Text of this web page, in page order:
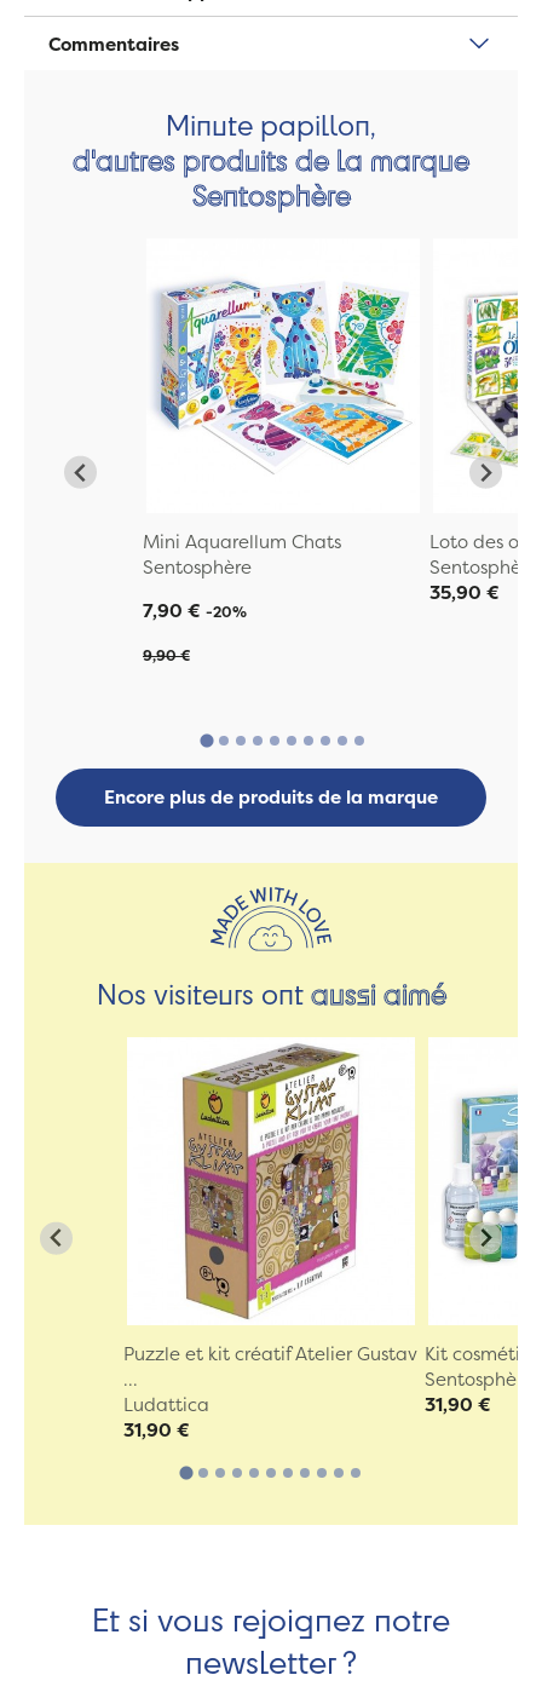
Commentaires
Minute papillon,
d'autres produits de la marque
Sentosphère
Mini Aquarellum Chats
Sentosphère
7,90 € -20%
9,90 €
Loto des
Sentosphère
35,90 €
Encore plus de produits de la marque
Nos visiteurs ontaussi aimé
Puzzle et kit créatif Atelier Gustav
...
Ludattica
31,90 €
Kit
Sentosphère
31,90 €
Et si vous rejoignez notre
newsletter ?